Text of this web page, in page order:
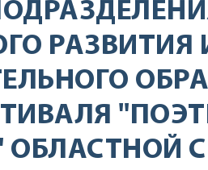
РАЗВИТИЯ
ОБЛАСТНОЙ